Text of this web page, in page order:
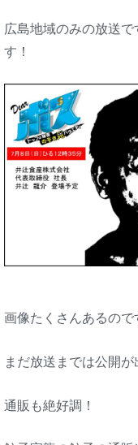
広島地域のみの放送
す！
画像たくさんあるので
まだ放送までは公開
通販も絶好調！